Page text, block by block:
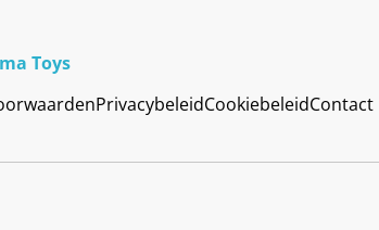
Toys
PrivacybeleidCookiebeleidContact